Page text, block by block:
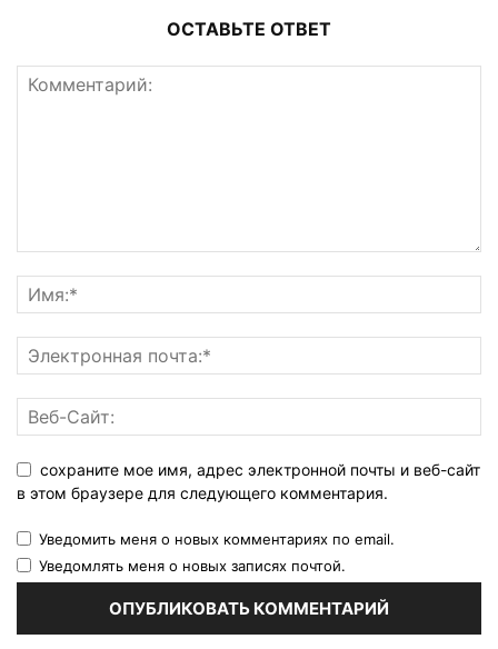
ОСТАВЬТЕ ОТВЕТ
сохраните мое имя, адрес электронной почты и веб-сайт
в этом браузере для следующего комментария.
Уведомить меня о новых комментариях по email.
Уведомлять меня о новых записях почтой.